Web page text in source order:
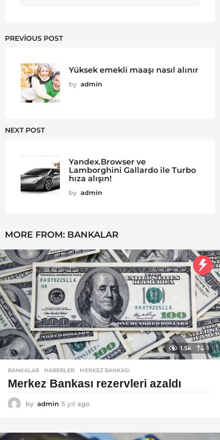
PREVIOUS POST
Yüksek emekli maaşı nasıl alınır
by admin
NEXT POST
Yandex.Browser ve
Lamborghini Gallardo ile Turbo
hıza alışın!
by admin
MORE FROM: BANKALAR
1.5k 1
BANKALAR ,HABERLER MERKEZ BANKASI
Merkez Bankası rezervleri azaldı
by admin 5 yıl ago
l